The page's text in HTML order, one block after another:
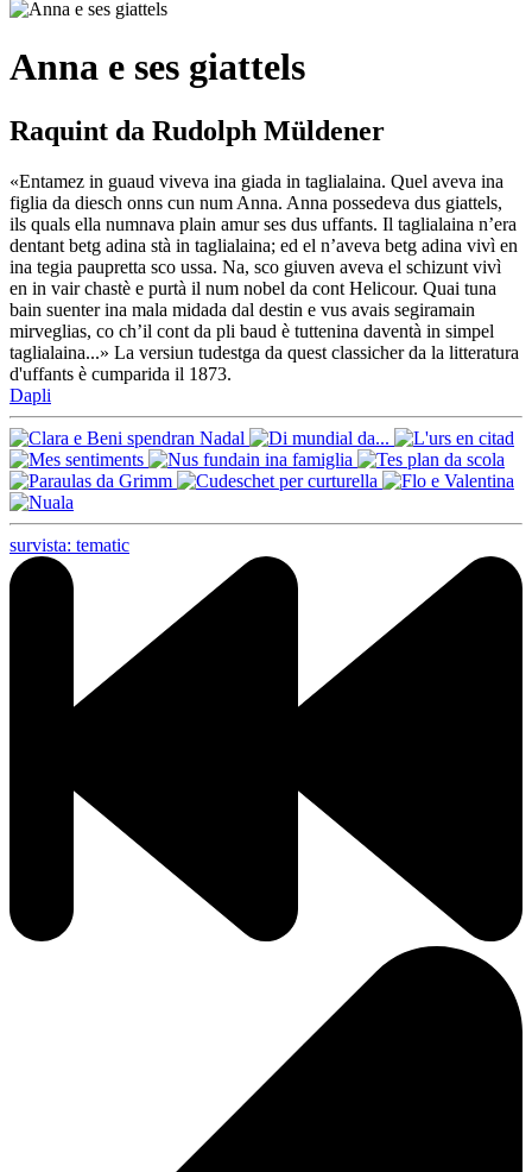
Anna e ses giattels
Raquint da Rudolph Müldener
«Entamez in guaud viveva ina giada in taglialaina. Quel aveva ina
figlia da diesch onns cun num Anna. Anna possedeva dus giattels,
ils quals ella numnava plain amur ses dus uffants. Il taglialaina n’era
dentant betg adina stà in taglialaina; ed el n’aveva betg adina vivì en
ina tegia paupretta sco ussa. Na, sco giuven aveva el schizunt vivì
en in vair chastè e purtà il num nobel da cont Helicour. Quai tuna
bain suenter ina mala midada dal destin e vus avais segiramain
mirveglias, co ch’il cont da pli baud è tuttenina daventà in simpel
taglialaina...» La versiun tudestga da quest classicher da la litteratura
d'uffants è cumparida il 1873.
Dapli
survista: tematic